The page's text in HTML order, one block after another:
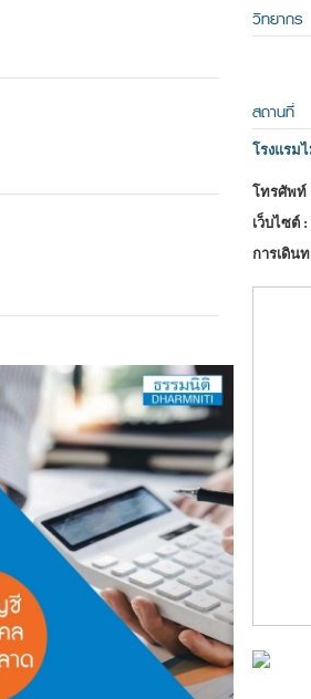
วิทยากร
สถานที่
โรงแรม
โทรศัพท์
เว็บไซต์ :
การเดินท